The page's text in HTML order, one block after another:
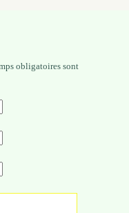
obligatoires sont